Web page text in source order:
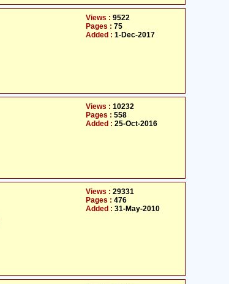
Views : 9522
Pages : 75
Added : 1-Dec-2017
Views : 10232
Pages : 558
Added : 25-Oct-2016
Views : 29331
Pages : 476
Added : 31-May-2010